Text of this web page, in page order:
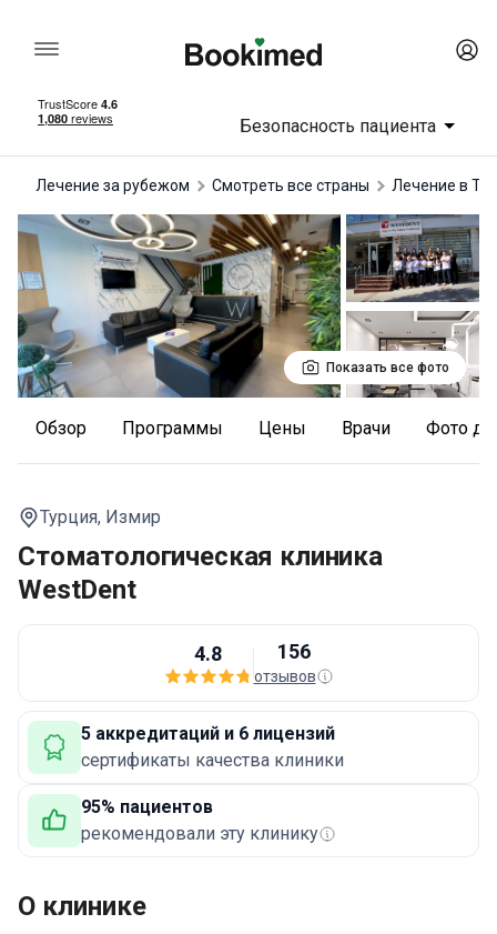
Безопасность пациента
Лечение за рубежом Смотреть все страны лечение в
Показать все фото
Обзор Программы Цены Врачи Фото
Турция, Измир
Стоматологическая клиника
WestDent
4.8 156
отзывов
5 аккредитаций и 6 лицензий
сертификаты качества клиники
95% пациентов
рекомендовали эту клинику
О клинике